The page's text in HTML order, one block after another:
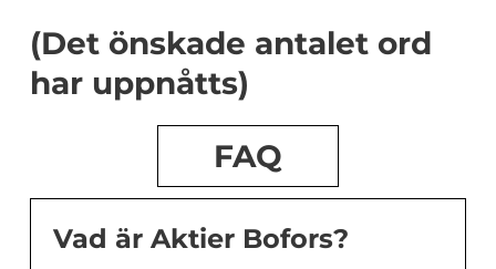
(Det önskade antalet ord
har uppnåtts)
FAQ
Vad är Aktier Bofors?